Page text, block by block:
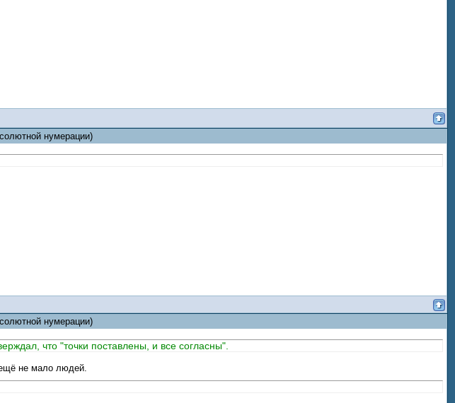
нумерации)
нумерации)
что "точки поставлены, и все согласны".
не мало людей.